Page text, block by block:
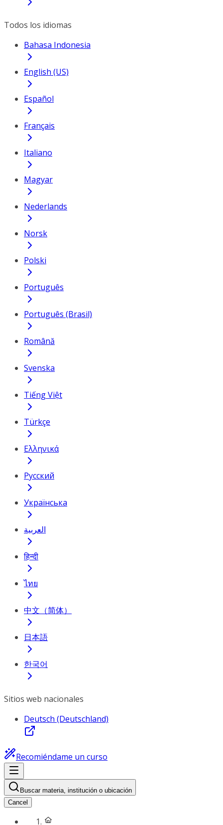
Todos los idiomas
Bahasa Indonesia
English (US)
Español
Français
Italiano
Magyar
Nederlands
Norsk
Polski
Português
Português (Brasil)
Română
Svenska
Tiếng Việt
Türkçe
Ελληνικά
Русский
Українська
العربية
हिन्दी
ไทย
中文（简体）
日本語
한국어
Sitios web nacionales
Deutsch (Deutschland)
Recomiéndame un curso
Buscar materia, institución o ubicación
Cancel